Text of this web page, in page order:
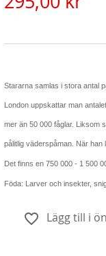
Stararna samlas i stora antal
London uppskattar man
mer än 50 000 fåglar. Liksom
pålitlig väderspåman. När han
Det finns en 750 000 - 1 500
Föda: Larver och insekter,
Lägg till i